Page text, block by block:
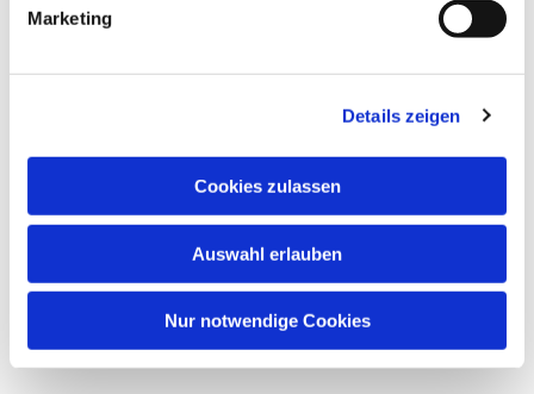
Marketing
Details zeigen
Cookies zulassen
Auswahl erlauben
Nur notwendige Cookies